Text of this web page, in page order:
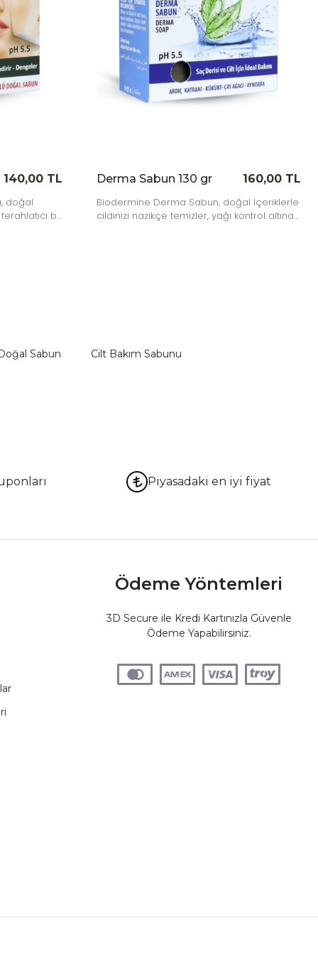
160,00 TL
içeriklerle
altına
120,00 TL
Biodermine Eşek Sütü Sabunu, cildinizi
besler ve nemlendirir. Kimyasal katkı
Sabun Cilt Bakım Sabunu
Piyasadaki en iyi fiyat
Ödeme Yöntemleri
3D Secure ile Kredi Kartınızla Güvenle
Ödeme Yapabilirsiniz.